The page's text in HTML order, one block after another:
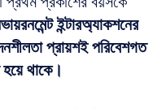
ইন্টারঅ্যাকশনের
প্রায়শই পরিবেশগত
হয়ে থাকে।